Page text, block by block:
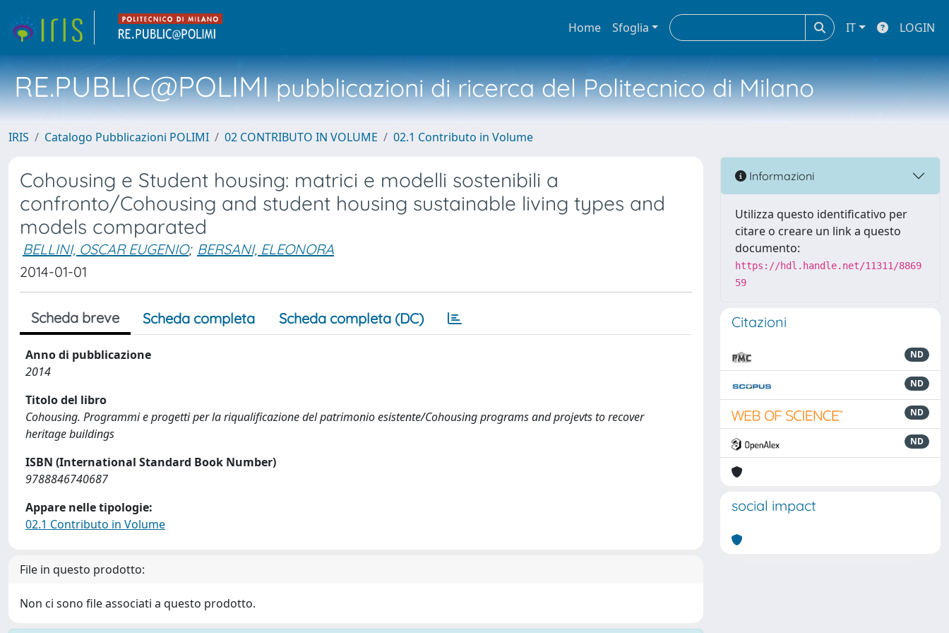
Home Sfoglia IT LOGIN
RE.PUBLIC@POLIMIpubblicazioni di ricerca del Politecnico di Milano
IRIS Catalogo Pubblicazioni POLIMI 02 CONTRIBUTO IN VOLUME 02.1 Contributo in Volume
Cohousing e Student housing: matrici e modelli sostenibili a
confronto/Cohousing and student housing sustainable living types and
models comparated
BELLINI, OSCAR EUGENIO; BERSANI, ELEONORA
2014-01-01
Scheda breve Scheda completa Scheda completa (DC)
Anno di pubblicazione
2014
Titolo del libro
Cohousing. Programmi e progetti per la riqualificazione del patrimonio esistente/Cohousing programs and projevts to recover
heritage buildings
ISBN (International Standard Book Number)
9788846740687
Appare nelle tipologie:
02.1 Contributo in Volume
File in questo prodotto:
Non ci sono file associati a questo prodotto.
Informazioni
Utilizza questo identificativo per
citare o creare un link a questo
documento:
https://hdl.handle.net/11311/8869
59
Citazioni
ND
ND
ND
ND
social impact